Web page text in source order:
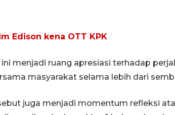
Edison kena OTT KPK
menjadi ruang apresiasi terhadap
masyarakat selama lebih dari
juga menjadi momentum refleksi